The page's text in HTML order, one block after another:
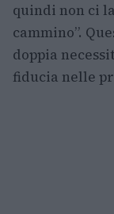
quindi non ci
cammino”.
doppia
fiducia nelle